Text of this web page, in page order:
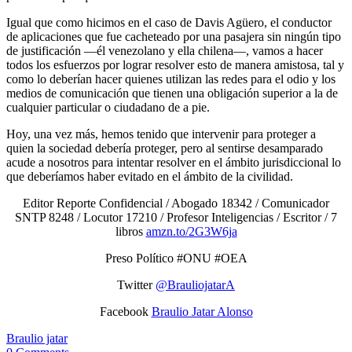
Igual que como hicimos en el caso de Davis Agüero, el conductor
de aplicaciones que fue cacheteado por una pasajera sin ningún tipo
de justificación —él venezolano y ella chilena—, vamos a hacer
todos los esfuerzos por lograr resolver esto de manera amistosa, tal y
como lo deberían hacer quienes utilizan las redes para el odio y los
medios de comunicación que tienen una obligación superior a la de
cualquier particular o ciudadano de a pie.
Hoy, una vez más, hemos tenido que intervenir para proteger a
quien la sociedad debería proteger, pero al sentirse desamparado
acude a nosotros para intentar resolver en el ámbito jurisdiccional lo
que deberíamos haber evitado en el ámbito de la civilidad.
Editor Reporte Confidencial / Abogado 18342 / Comunicador
SNTP 8248 / Locutor 17210 / Profesor Inteligencias / Escritor / 7
libros amzn.to/2G3W6ja
Preso Político #ONU #OEA
Twitter @BrauliojatarA
Facebook Braulio Jatar Alonso
Braulio jatar